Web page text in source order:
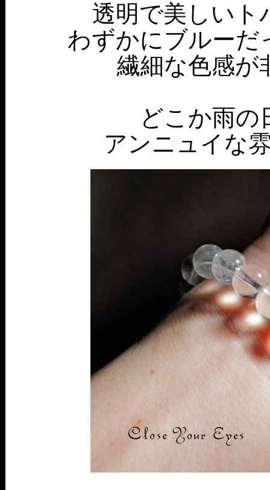
透明で美しいト
わずかにブルーだ
繊細な色感が
どこか雨の
アンニュイな